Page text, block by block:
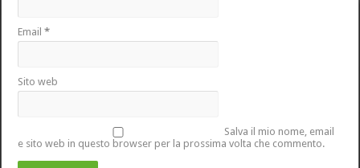
Email*
Sito web
Salva il mio nome, email
e sito web in questo browser per la prossima volta che commento.